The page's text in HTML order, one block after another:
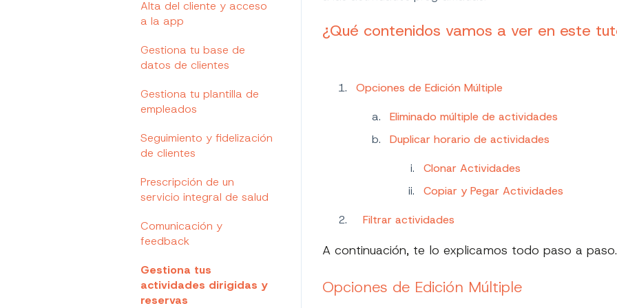
¿Qué contenidos vamos a ver en este
Opciones de Edición Múltiple
Eliminado múltiple de actividades
Duplicar horario de actividades
Clonar Actividades
Copiar y Pegar Actividades
Filtrar actividades
A continuación, te lo explicamos todo paso a paso.
Opciones de Edición Múltiple
Hardware
Trainingym Diet
Alta del cliente y acceso
a la app
Gestiona tu base de
datos de clientes
Gestiona tu plantilla de
empleados
Seguimiento y fidelización
de clientes
Prescripción de un
servicio integral de salud
Comunicación y
feedback
Gestiona tus
actividades dirigidas y
reservas